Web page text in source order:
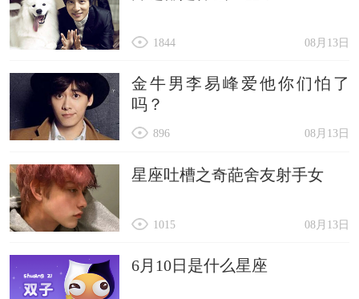
08月13日
1844
金牛男李易峰爱他你们怕了
吗？
08月13日
896
星座吐槽之奇葩舍友射手女
08月13日
1015
6月10日是什么星座